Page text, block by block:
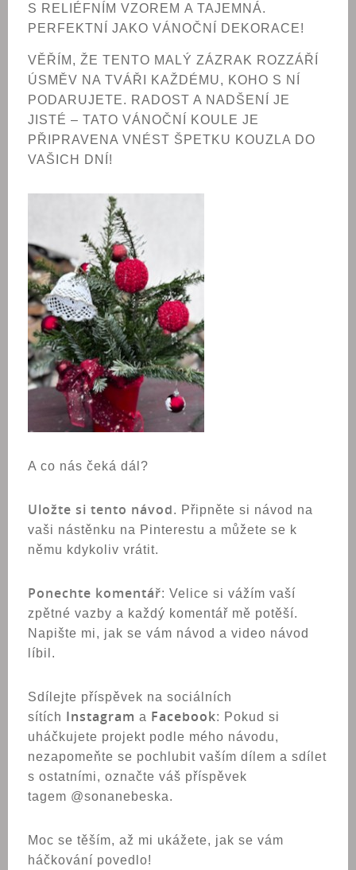
S RELIÉFNÍM VZOREM A TAJEMNÁ.
PERFEKTNÍ JAKO VÁNOČNÍ DEKORACE!
VĚŘÍM, ŽE TENTO MALÝ ZÁZRAK ROZZÁŘÍ
ÚSMĚV NA TVÁŘI KAŽDÉMU, KOHO S NÍ
PODARUJETE. RADOST A NADŠENÍ JE
JISTÉ – TATO VÁNOČNÍ KOULE JE
PŘIPRAVENA VNÉST ŠPETKU KOUZLA DO
VAŠICH DNÍ!
A co nás čeká dál?
Uložte si tento návod. Připněte si návod na
vaši nástěnku na Pinterestu a můžete se k
němu kdykoliv vrátit.
Ponechte komentář: Velice si vážím vaší
zpětné vazby a každý komentář mě potěší.
Napište mi, jak se vám návod a video návod
líbil.
Sdílejte příspěvek na sociálních
sítích Instagram a Facebook: Pokud si
uháčkujete projekt podle mého návodu,
nezapomeňte se pochlubit vaším dílem a sdílet
s ostatními, označte váš příspěvek
tagem @sonanebeska.
Moc se těším, až mi ukážete, jak se vám
háčkování povedlo!